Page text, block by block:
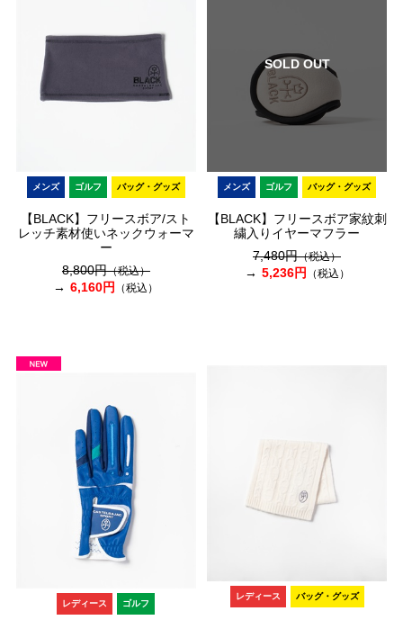
メンズ ゴルフ バッグ・グッズ
【BLACK】フリースボア/スト
レッチ素材使いネックウォーマ
ー
8,800円（税込）
6,160円 （税込）
SOLD OUT
メンズ ゴルフ バッグ・グッズ
【BLACK】フリースボア家紋刺
繍入りイヤーマフラー
7,480円（税込）
5,236円 （税込）
レディース ゴルフ
レディース バッグ・グッズ